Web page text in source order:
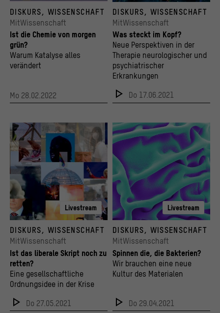
© Rahel Süßkind Illustration
DISKURS, WISSENSCHAFT
MitWissenschaft
Ist die Chemie von morgen
grün?
Warum Katalyse alles
verändert
Mo 28.02.2022
DISKURS, WISSENSCHAFT
MitWissenschaft
Was steckt im Kopf?
Neue Perspektiven in der
Therapie neurologischer und
psychiatrischer
Erkrankungen
Do 17.06.2021
Livestream
DISKURS, WISSENSCHAFT
MitWissenschaft
Ist das liberale Skript noch zu
retten?
Eine gesellschaftliche
Ordnungsidee in der Krise
Do 27.05.2021
Livestream
© Diego Serra; Regine Hengge/ adapted by
DISKURS, WISSENSCHAFT
MitWissenschaft
Spinnen die, die Bakterien?
Wir brauchen eine neue
Kultur des Materialen
Do 29.04.2021